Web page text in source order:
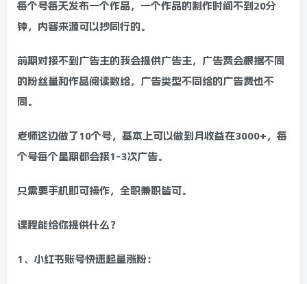
每个号每天发布一个作品，一个作品的制作时间不到20分
钟，内容来源可以抄同行的。
前期对接不到广告主的我会提供广告主，广告费会根据不同
的粉丝量和作品阅读数给，广告类型不同给的广告费也不
同。
老师这边做了10个号，基本上可以做到月收益在3000+，每
个号每个星期都会接1-3次广告。
只需要手机即可操作，全职兼职皆可。
课程能给你提供什么？
1、小红书账号快速起量涨粉：